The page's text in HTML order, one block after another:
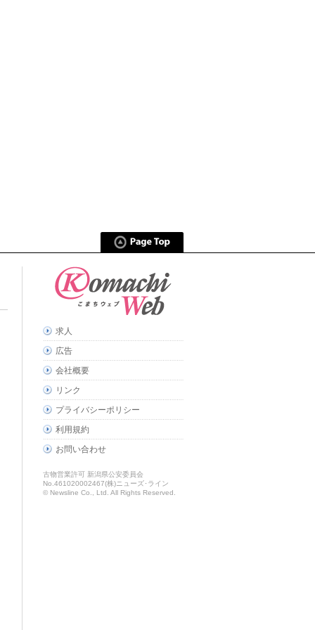
求人
広告
会社概要
リンク
プライバシーポリシー
利用規約
お問い合わせ
古物営業許可 新潟県公安委員会
No.461020002467(株)ニューズ･ライン
© Newsline Co., Ltd. All Rights Reserved.